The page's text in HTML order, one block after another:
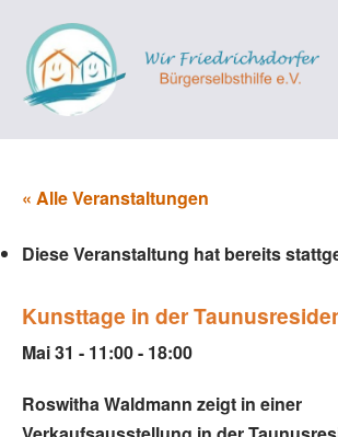
Inhalt
springen
« Alle Veranstaltungen
Diese Veranstaltung hat bereits
Kunsttage in der
Mai 31 - 11:00- 18:00
Roswitha Waldmann zeigt in einer